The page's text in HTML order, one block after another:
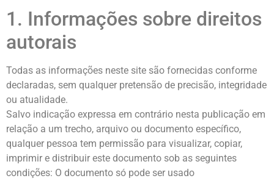
1. Informações sobre direitos
autorais
Todas as informações neste site são fornecidas conforme
declaradas, sem qualquer pretensão de precisão, integridade
ou atualidade.
Salvo indicação expressa em contrário nesta publicação em
relação a um trecho, arquivo ou documento específico,
qualquer pessoa tem permissão para visualizar, copiar,
imprimir e distribuir este documento sob as seguintes
condições: O documento só pode ser usado